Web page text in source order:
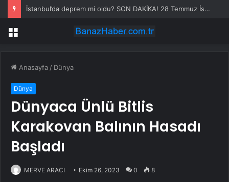
İstanbul’da deprem mi oldu? SON DAKİKA! 28 Temmuz İstanbul’da az önce nerede deprem oldu?
Menü
Anasayfa / Dünya
Dünya
Dünyaca Ünlü Bitlis
Karakovan Balının Hasadı
Başladı
MERVE ARACI Ekim 26, 2023 0 8